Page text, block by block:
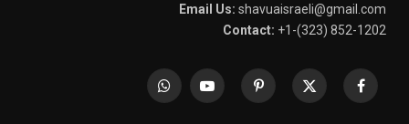
Email Us: shavuaisraeli@gmail.com
Contact: +1-(323) 852-1202
Facebook
X
Pinterest
YouTube
WhatsApp